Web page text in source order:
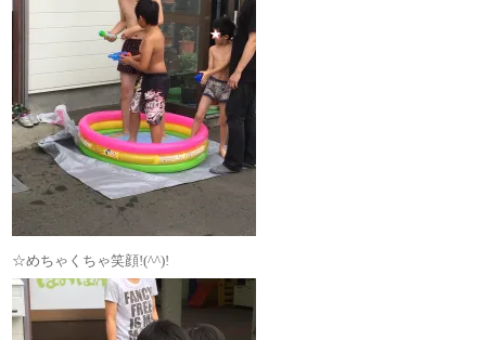
☆めちゃくちゃ笑顔!(^^)!